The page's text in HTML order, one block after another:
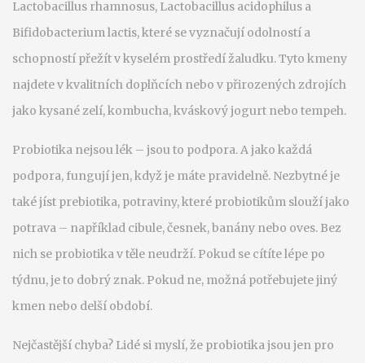
Lactobacillus rhamnosus, Lactobacillus acidophilus a
Bifidobacterium lactis,které se vyznačují odolností a
schopností přežít v kyselém prostředí žaludku. Tyto kmeny
najdete v kvalitních doplňcích nebo v přirozených zdrojích
jako kysané zelí, kombucha, kváskový jogurt nebo tempeh.
Probiotika nejsou lék – jsou to podpora. A jako každá
podpora, fungují jen, když je máte pravidelně. Nezbytné je
také jíst prebiotika, potraviny, které probiotikům slouží jako
potrava – například cibule, česnek, banány nebo oves. Bez
nich se probiotika v těle neudrží. Pokud se cítíte lépe po
týdnu, je to dobrý znak. Pokud ne, možná potřebujete jiný
kmen nebo delší období.
Nejčastější chyba? Lidé si myslí, že probiotika jsou jen pro